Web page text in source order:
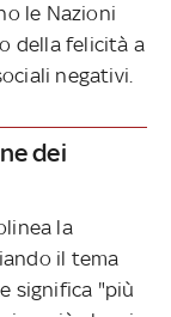
le Nazioni
della felicità a
negativi.
dei
la
il tema
significa "più